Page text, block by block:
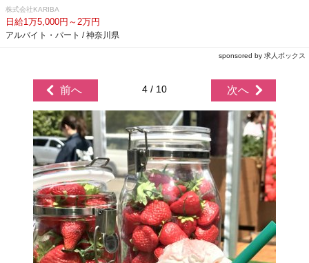
株式会社KARIBA
日給1万5,000円～2万円
アルバイト・パート / 神奈川県
sponsored by 求人ボックス
前へ 4 / 10 次へ